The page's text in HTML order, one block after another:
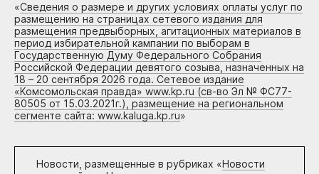
«Сведения о размере и других условиях оплаты услуг по
размещению на страницах сетевого издания для
размещения предвыборных, агитационных материалов в
период избирательной кампании по выборам в
Государственную Думу Федерального Собрания
Российской Федерации девятого созыва, назначенных на
18 – 20 сентября 2026 года. Сетевое издание
«Комсомольская правда» www.kp.ru (св-во Эл № ФС77-
80505 от 15.03.2021г.), размещение на региональном
сегменте сайта: www.kaluga.kp.ru»
Новости, размещенные в рубриках «Новости